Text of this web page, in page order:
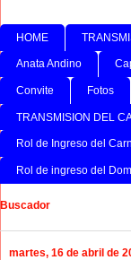
HOME
Anata Andino
Convite Fotos
TRANSMISION DEL
Rol de Ingreso del
Rol de ingreso del
Buscador
martes, 16 de abril de